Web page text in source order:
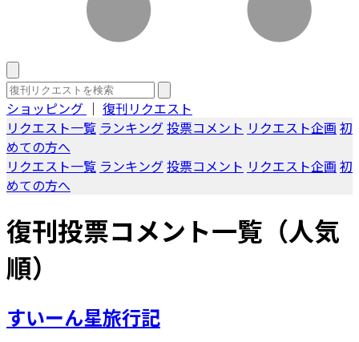
ショッピング ｜ 復刊リクエスト
リクエスト一覧 ランキング投票コメント リクエスト企画 初
めての方へ
リクエスト一覧 ランキング投票コメント リクエスト企画 初
めての方へ
復刊投票コメント一覧（人気
順）
すいーん星旅行記